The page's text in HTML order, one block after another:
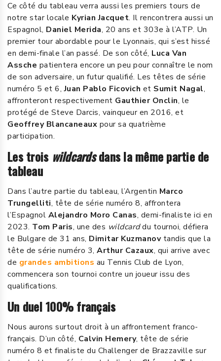
Ce côté du tableau verra aussi les premiers tours de
notre star locale Kyrian Jacquet. Il rencontrera aussi un
Espagnol, Daniel Merida, 20 ans et 303e à l’ATP. Un
premier tour abordable pour le Lyonnais, qui s’est hissé
en demi-finale l’an passé. De son côté, Luca Van
Assche patientera encore un peu pour connaître le nom
de son adversaire, un futur qualifié. Les têtes de série
numéro 5 et 6,Juan Pablo Ficovich et Sumit Nagal,
affronteront respectivement Gauthier Onclin, le
protégé de Steve Darcis, vainqueur en 2016, et
Geoffrey Blancaneaux pour sa quatrième
participation.
Les trois wildcardsdans la même partie de
tableau
Dans l’autre partie du tableau, l’Argentin Marco
Trungelliti, tête de série numéro 8, affrontera
l’Espagnol Alejandro Moro Canas, demi-finaliste ici en
2023. Tom Paris, une des wildcarddu tournoi, défiera
le Bulgare de 31 ans, Dimitar Kuzmanovtandis que la
tête de série numéro 3, Arthur Cazaux, qui arrive avec
de grandes ambitions au Tennis Club de Lyon,
commencera son tournoi contre un joueur issu des
qualifications.
Un duel 100% français
Nous aurons surtout droit à un affrontement franco-
français. D’un côté, Calvin Hemery, tête de série
numéro 8 et finaliste du Challenger de Brazzaville sur